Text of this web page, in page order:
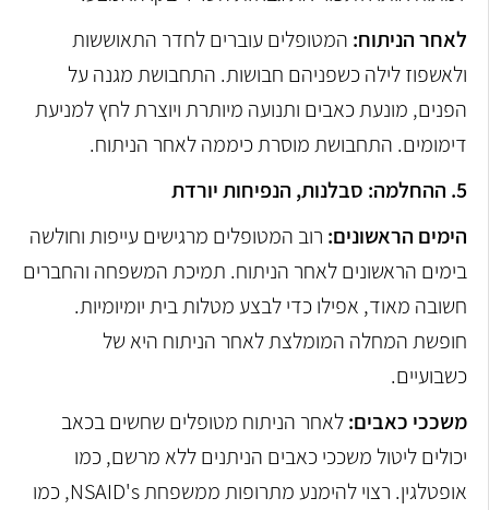
לאחר הניתוח: המטופלים עוברים לחדר התאוששות
ולאשפוז לילה כשפניהם חבושות. התחבושת מגנה על
הפנים, מונעת כאבים ותנועה מיותרת ויוצרת לחץ למניעת
דימומים. התחבושת מוסרת כיממה לאחר הניתוח.
5. ההחלמה: סבלנות, הנפיחות יורדת
הימים הראשונים: רוב המטופלים מרגישים עייפות וחולשה
בימים הראשונים לאחר הניתוח. תמיכת המשפחה והחברים
חשובה מאוד, אפילו כדי לבצע מטלות בית יומיומיות.
חופשת המחלה המומלצת לאחר הניתוח היא של
כשבועיים.
משככי כאבים:לאחר הניתוח מטופלים שחשים בכאב
יכולים ליטול משככי כאבים הניתנים ללא מרשם, כמו
אופטלגין. רצוי להימנע מתרופות ממשפחת NSAID's, כמו